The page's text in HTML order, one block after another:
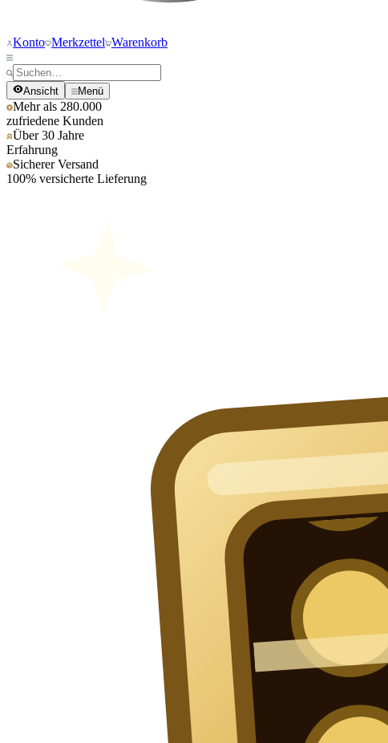
Konto Merkzettel Warenkorb
Ansicht Menü
Mehr als 280.000
zufriedene Kunden
Über 30 Jahre
Erfahrung
Sicherer Versand
100% versicherte Lieferung